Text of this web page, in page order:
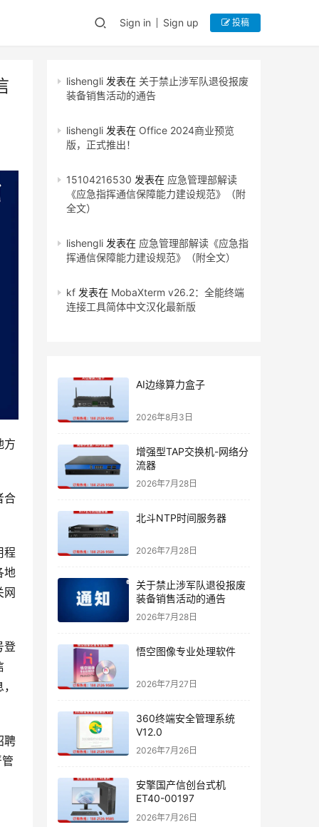
Sign in Sign up 投稿
方
合
程
地
网
登
聘
lishengli 发表在 关于禁止涉军队退役报废
装备销售活动的通告
lishengli 发表在 Office 2024商业预览
版，正式推出！
15104216530 发表在 应急管理部解读
《应急指挥通信保障能力建设规范》（附
全文）
lishengli 发表在 应急管理部解读《应急指
挥通信保障能力建设规范》（附全文）
kf 发表在 MobaXterm v26.2：全能终端
连接工具简体中文汉化最新版
AI边缘算力盒子
2026年8月3日
增强型TAP交换机-网络分
流器
2026年7月28日
北斗NTP时间服务器
2026年7月28日
关于禁止涉军队退役报废
装备销售活动的通告
2026年7月28日
悟空图像专业处理软件
2026年7月27日
360终端安全管理系统
V12.0
2026年7月26日
安擎国产信创台式机
ET40-00197
2026年7月26日